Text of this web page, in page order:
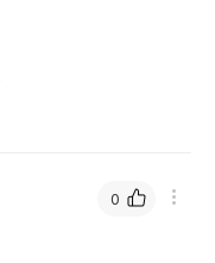
0